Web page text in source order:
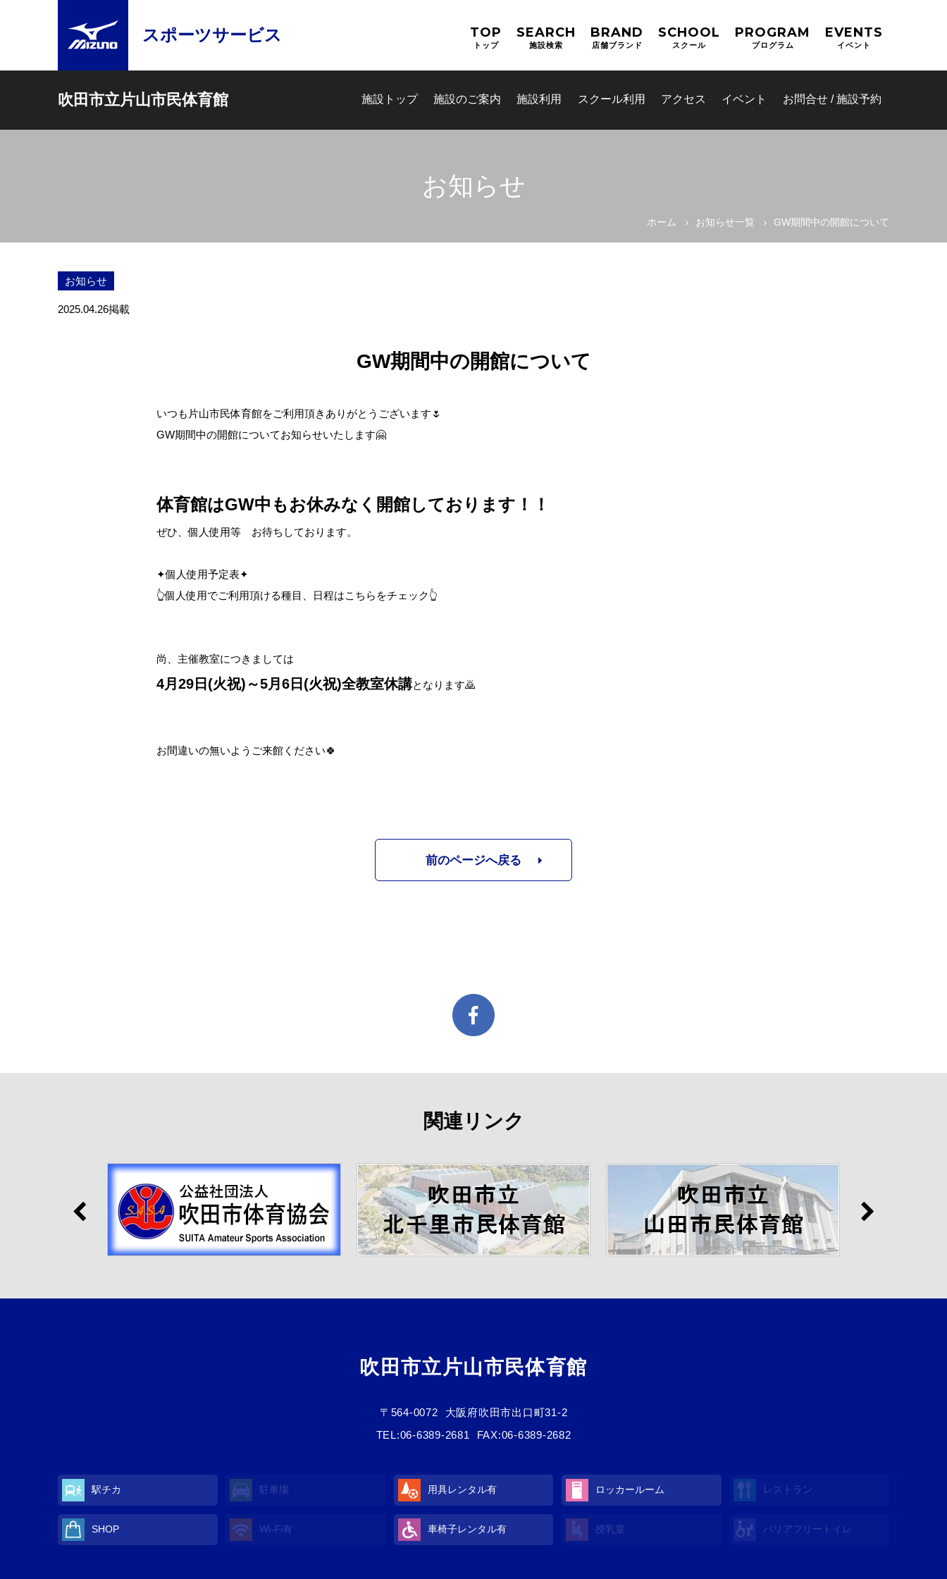
スポーツサービス TOP
トップ
SEARCH
施設検索
BRAND
店舗ブランド
SCHOOL
スクール
PROGRAM
プログラム
EVENTS
イベント
吹田市立片山市民体育館 施設トップ 施設のご案内 施設利用 スクール利用 アクセス イベント お問合せ / 施設予約
吹田市スポーツ施設予約システム(OPAS)
お知らせ
ホーム お知らせ一覧 GW期間中の開館について
お知らせ
2025.04.26掲載
GW期間中の開館について
いつも片山市民体育館をご利用頂きありがとうございます🌷
GW期間中の開館についてお知らせいたします🤗
体育館はGW中もお休みなく開館しております！！
ぜひ、個人使用等 お待ちしております。
✦個人使用予定表✦
👆個人使用でご利用頂ける種目、日程はこちらをチェック👆
尚、主催教室につきましては
4月29日(火祝)～5月6日(火祝)全教室休講となります🙇
お間違いの無いようご来館ください🍀
前のページへ戻る
関連リンク
吹田市立片山市民体育館
〒564-0072
大阪府吹田市出口町31-2
TEL:06-6389-2681 FAX:06-6389-2682
駅チカ 駐車場 用具レンタル有 ロッカールーム レストラン
SHOP Wi-Fi有 車椅子レンタル有 授乳室 バリアフリートイレ